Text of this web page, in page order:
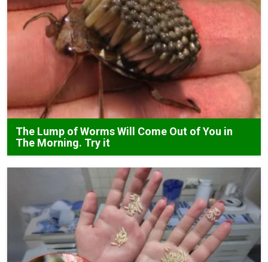
The Lump of Worms Will Come Out of You in
The Morning. Try it